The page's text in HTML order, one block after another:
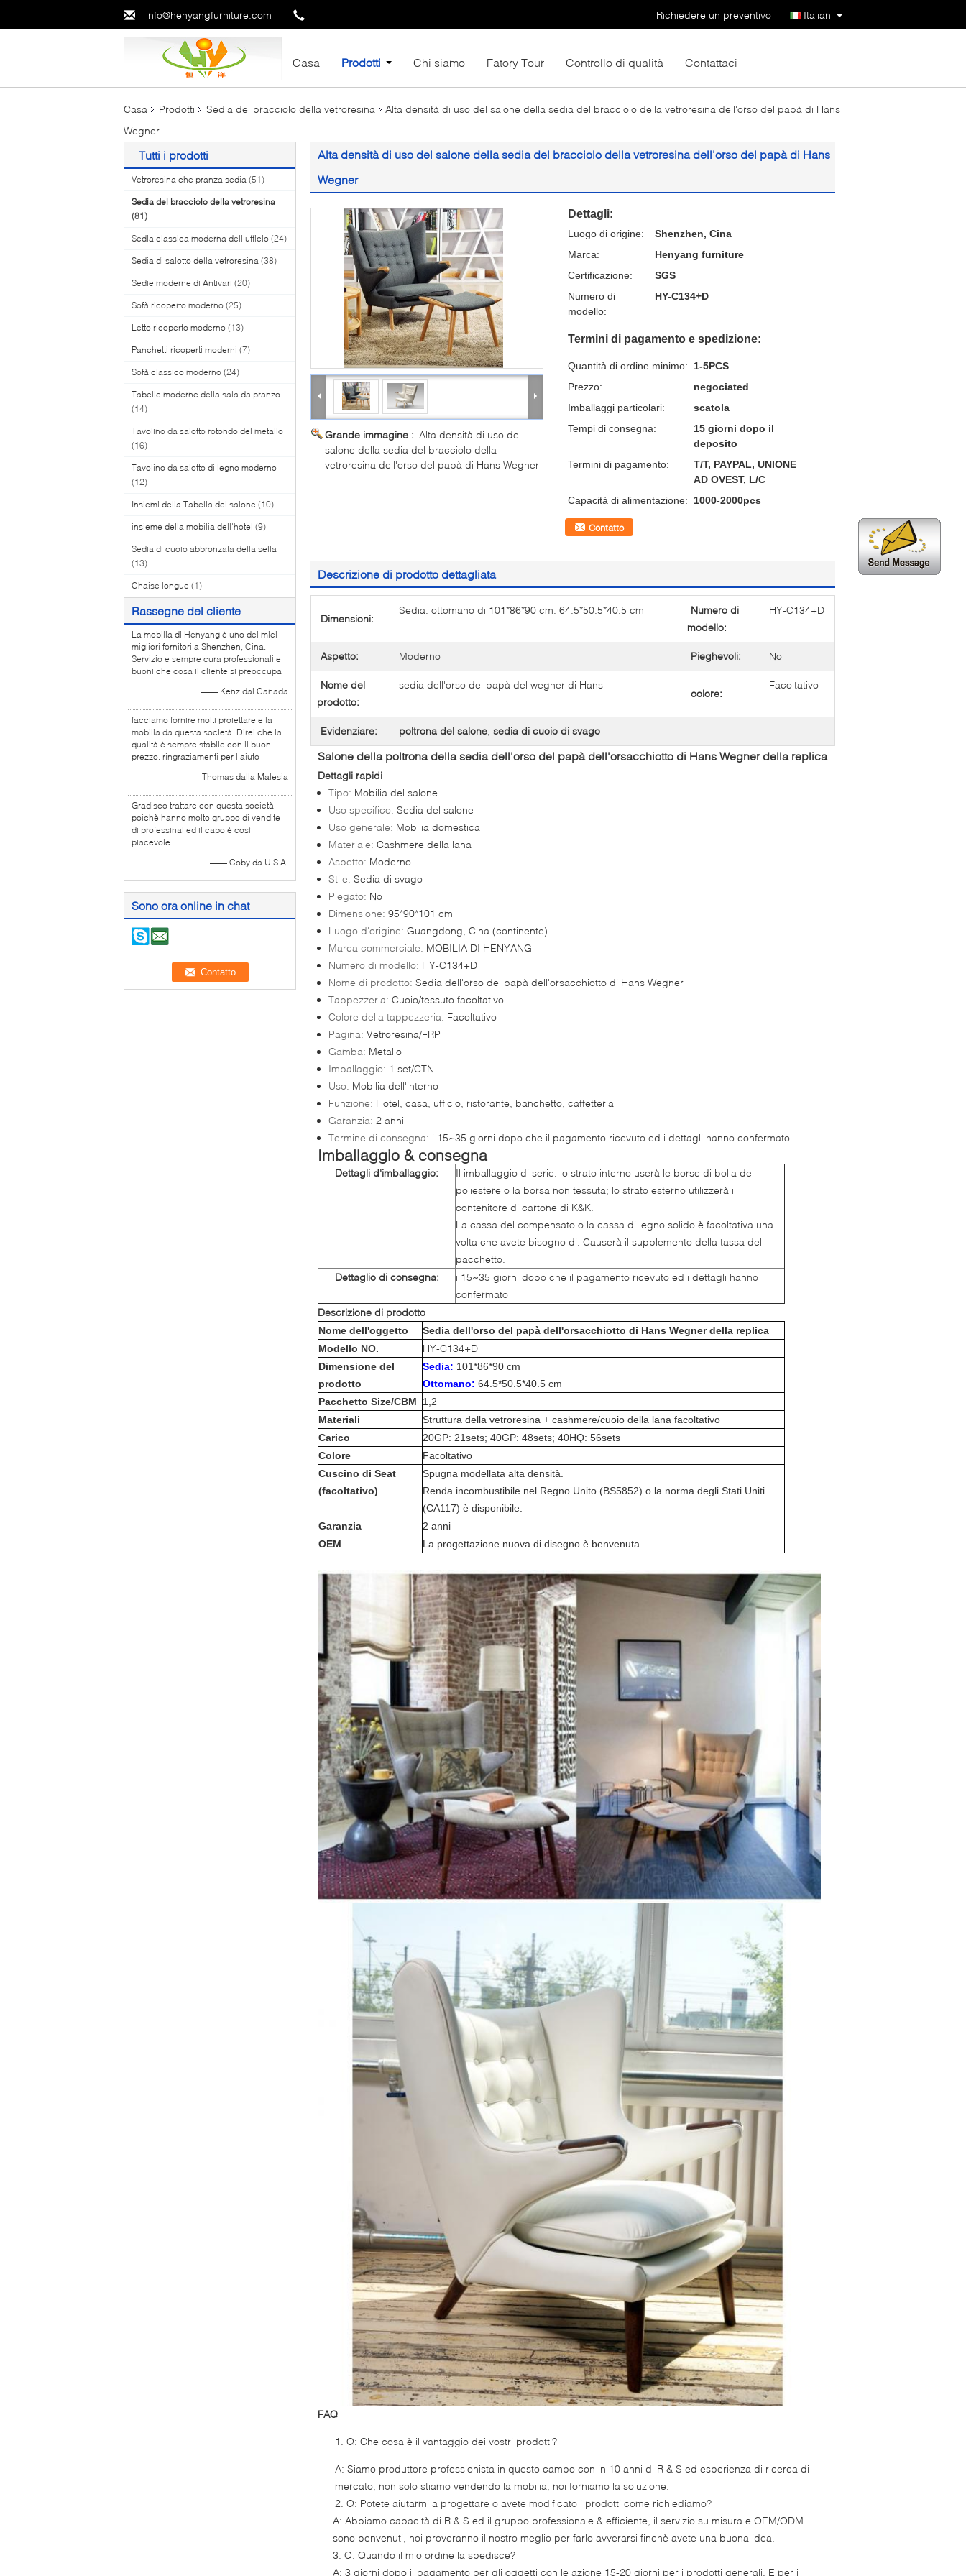
info@henyangfurniture.com Italian
Richiedere un preventivo |
Casa Prodotti Chi siamo Fatory Tour Controllo di qualità Contattaci
Casa Prodotti Sedia del bracciolo della vetroresina
Alta densità di uso del salone della sedia del bracciolo della vetroresina dell'orso del papà di Hans
Wegner
Tutti i prodotti
Vetroresina che pranza sedia (51)
Sedia del bracciolo della vetroresina
(81)
Sedia classica moderna dell'ufficio (24)
Sedia di salotto della vetroresina (38)
Sedie moderne di Antivari (20)
Sofà ricoperto moderno (25)
Letto ricoperto moderno (13)
Panchetti ricoperti moderni (7)
Sofà classico moderno (24)
Tabelle moderne della sala da pranzo
(14)
Tavolino da salotto rotondo del metallo
(16)
Tavolino da salotto di legno moderno
(12)
Insiemi della Tabella del salone (10)
insieme della mobilia dell'hotel (9)
Sedia di cuoio abbronzata della sella
(13)
Chaise longue (1)
Rassegne del cliente
La mobilia di Henyang è uno dei miei
migliori fornitori a Shenzhen, Cina.
Servizio e sempre cura professionali e
buoni che cosa il cliente si preoccupa
—— Kenz dal Canada
facciamo fornire molti proiettare e la
mobilia da questa società. Direi che la
qualità è sempre stabile con il buon
prezzo. ringraziamenti per l'aiuto
—— Thomas dalla Malesia
Gradisco trattare con questa società
poichè hanno molto gruppo di vendite
di professinal ed il capo è così
piacevole
—— Coby da U.S.A.
Sono ora online in chat
Alta densità di uso del salone della sedia del bracciolo della vetroresina dell'orso del papà di Hans
Wegner
Grande immagine : Alta densità di uso del
salone della sedia del bracciolo della
vetroresina dell'orso del papà di Hans Wegner
Dettagli:
Luogo di origine:
Shenzhen, Cina
Marca:
Henyang furniture
Certificazione:
SGS
Numero di
modello:
HY-C134+D
Termini di pagamento e spedizione:
Quantità di ordine minimo:
1-5PCS
Prezzo:
negociated
Imballaggi particolari:
scatola
Tempi di consegna:
15 giorni dopo il
deposito
Termini di pagamento:
T/T, PAYPAL, UNIONE
AD OVEST, L/C
Capacità di alimentazione:
1000-2000pcs
Contatto
Descrizione di prodotto dettagliata
Dimensioni:
Sedia: ottomano di 101*86*90 cm: 64.5*50.5*40.5 cm
Numero di
modello:
HY-C134+D
Aspetto: Moderno Pieghevoli: No
Nome del
prodotto:
sedia dell'orso del papà del wegner di Hans
colore:
Facoltativo
Evidenziare: poltrona del salone sedia di cuoio di svago
Salone della poltrona della sedia dell'orso del papà dell'orsacchiotto di Hans Wegner della replica
Dettagli rapidi
Tipo: Mobilia del salone
Uso specifico: Sedia del salone
Uso generale: Mobilia domestica
Materiale: Cashmere della lana
Aspetto: Moderno
Stile: Sedia di svago
Piegato: No
Dimensione: 95*90*101 cm
Luogo d'origine: Guangdong, Cina (continente)
Marca commerciale: MOBILIA DI HENYANG
Numero di modello: HY-C134+D
Nome di prodotto: Sedia dell'orso del papà dell'orsacchiotto di Hans Wegner
Tappezzeria: Cuoio/tessuto facoltativo
Colore della tappezzeria: Facoltativo
Pagina: Vetroresina/FRP
Gamba: Metallo
Imballaggio: 1 set/CTN
Uso: Mobilia dell'interno
Funzione: Hotel, casa, ufficio, ristorante, banchetto, caffetteria
Garanzia: 2 anni
Termine di consegna: i 15~35 giorni dopo che il pagamento ricevuto ed i dettagli hanno confermato
Imballaggio & consegna
Dettagli d'imballaggio:
Il imballaggio di serie: lo strato interno userà le borse di bolla del
poliestere o la borsa non tessuta; lo strato esterno utilizzerà il
contenitore di cartone di K&K.
La cassa del compensato o la cassa di legno solido è facoltativa una
volta che avete bisogno di. Causerà il supplemento della tassa del
pacchetto.
Dettaglio di consegna:
i 15~35 giorni dopo che il pagamento ricevuto ed i dettagli hanno
confermato
Descrizione di prodotto
Nome dell'oggetto
Sedia dell'orso del papà dell'orsacchiotto di Hans Wegner della replica
Modello NO.
HY-C134+D
Dimensione del
prodotto
Sedia: 101*86*90 cm
Ottomano: 64.5*50.5*40.5 cm
Pacchetto Size/CBM
1,2
Materiali
Struttura della vetroresina + cashmere/cuoio della lana facoltativo
Carico
20GP: 21sets; 40GP: 48sets; 40HQ: 56sets
Colore
Facoltativo
Cuscino di Seat
(facoltativo)
Spugna modellata alta densità.
Renda incombustibile nel Regno Unito (BS5852) o la norma degli Stati Uniti
(CA117) è disponibile.
Garanzia
2 anni
OEM
La progettazione nuova di disegno è benvenuta.
FAQ
Q: Che cosa è il vantaggio dei vostri prodotti?
A: Siamo produttore professionista in questo campo con in 10 anni di R & S ed esperienza di ricerca di
mercato, non solo stiamo vendendo la mobilia, noi forniamo la soluzione.
2. Q: Potete aiutarmi a progettare o avete modificato i prodotti come richiediamo?
A: Abbiamo capacità di R & S ed il gruppo professionale & efficiente, il servizio su misura e OEM/ODM
sono benvenuti, noi proveranno il nostro meglio per farlo avverarsi finchè avete una buona idea.
3. Q: Quando il mio ordine la spedisce?
A: 3 giorni dopo il pagamento per gli oggetti con le azione 15-20 giorni per i prodotti generali. E per i